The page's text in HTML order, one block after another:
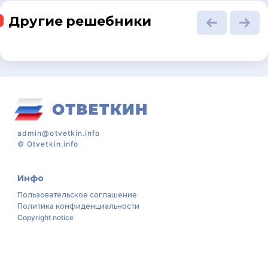
Другие решебники
admin@otvetkin.info
©Otvetkin.info
Инфо
Пользовательское соглашение
Политика конфиденциальности
Copyright notice